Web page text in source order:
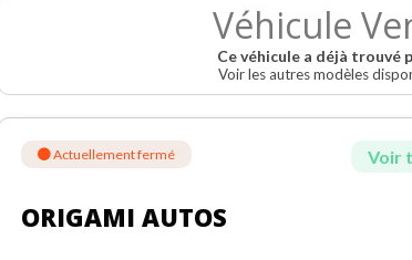
Véhicule
Ce véhicule a déjà trouvé
Voir les autres modèles
Actuellement fermé Voir
ORIGAMI AUTOS